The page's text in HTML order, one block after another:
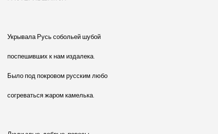
Укрывала Русь собольей шубой
поспешивших к нам издалека.
Было под покровом русским любо
согреваться жаром камелька.